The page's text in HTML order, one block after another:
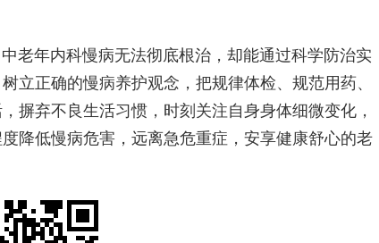
老年内科慢病无法彻底根治，却能通过科学防治实
立正确的慢病养护观念，把规律体检、规范用药、
摒弃不良生活习惯，时刻关注自身身体细微变化，
降低慢病危害，远离急危重症，安享健康舒心的老